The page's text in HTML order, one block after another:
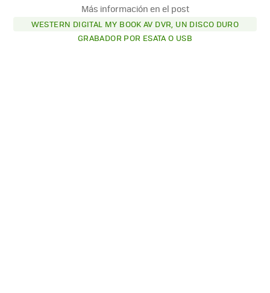
Más información en el post
WESTERN DIGITAL MY BOOK AV DVR, UN DISCO DURO
GRABADOR POR ESATA O USB